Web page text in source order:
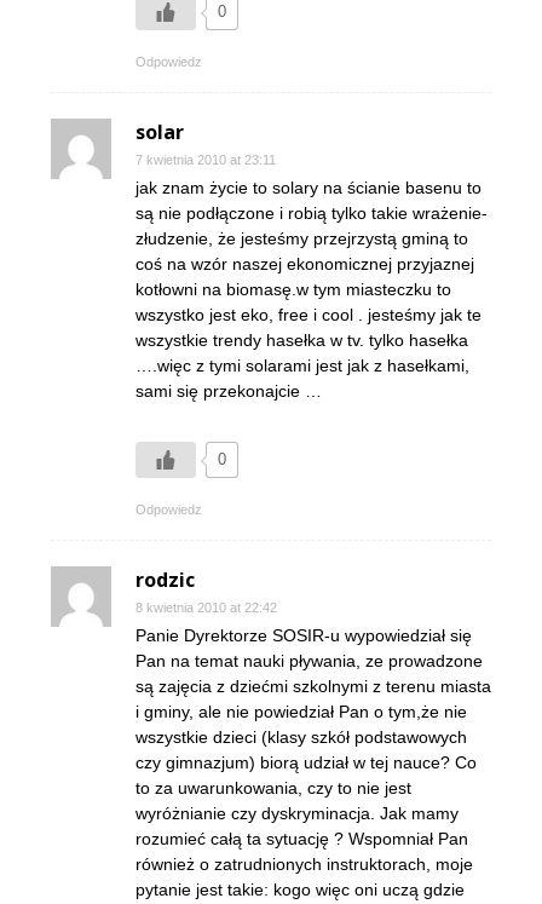
0
Odpowiedz
solar
7 kwietnia 2010 at 23:11
jak znam życie to solary na ścianie basenu to
są nie podłączone i robią tylko takie wrażenie-
złudzenie, że jesteśmy przejrzystą gminą to
coś na wzór naszej ekonomicznej przyjaznej
kotłowni na biomasę.w tym miasteczku to
wszystko jest eko, free i cool . jesteśmy jak te
wszystkie trendy hasełka w tv. tylko hasełka
….więc z tymi solarami jest jak z hasełkami,
sami się przekonajcie …
0
Odpowiedz
rodzic
8 kwietnia 2010 at 22:42
Panie Dyrektorze SOSIR-u wypowiedział się
Pan na temat nauki pływania, ze prowadzone
są zajęcia z dziećmi szkolnymi z terenu miasta
i gminy, ale nie powiedział Pan o tym,że nie
wszystkie dzieci (klasy szkół podstawowych
czy gimnazjum) biorą udział w tej nauce? Co
to za uwarunkowania, czy to nie jest
wyróżnianie czy dyskryminacja. Jak mamy
rozumieć całą ta sytuację ? Wspomniał Pan
również o zatrudnionych instruktorach, moje
pytanie jest takie: kogo więc oni uczą gdzie